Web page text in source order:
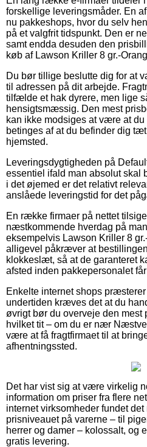
forskellige leveringsmåder. En
nu pakkeshops, hvor du selv
på et valgfrit tidspunkt. Den er
samt endda desuden den
køb af Lawson Kriller 8 gr.-
Du bør tillige beslutte dig for at
til adressen på dit arbejde.
tilfælde et hak dyrere, men lige
hensigtsmæssig. Den mest
kan ikke modsiges at være at
betinges af at du befinder dig
hjemsted.
Leveringsdygtigheden på
essentiel ifald man absolut skal
i det øjemed er det relativt
anslåede leveringstid for det
En række firmaer på nettet
næstkommende hverdag på
eksempelvis Lawson Kriller 8
alligevel påkræver at
klokkeslæt, så at de garanteret
afsted inden pakkepersonalet
Enkelte internet shops
undertiden kræves det at du
øvrigt bør du overveje den mest
hvilket tit – om du er nær
være at få fragtfirmaet til at
afhentningssted.
Det har vist sig at være virkelig
information om priser fra flere
internet virksomheder fundet
prisniveauet på varerne – til
herrer og damer – kolossalt, og
gratis levering.